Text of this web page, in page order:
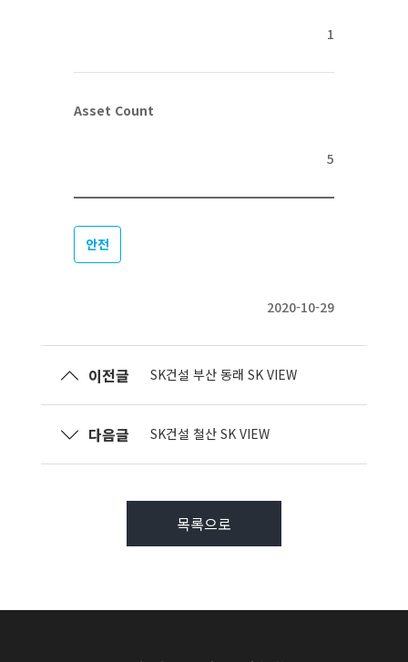
1
Asset Count
5
안전
2020-10-29
이전글 SK건설 부산 동래 SK VIEW
다음글 SK건설 철산 SK VIEW
목록으로